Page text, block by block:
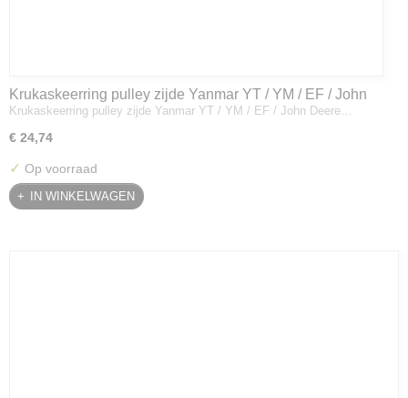
Krukaskeerring pulley zijde Yanmar YT / YM / EF / John
Deere - 119934-01800
Krukaskeerring pulley zijde Yanmar YT / YM / EF / John Deere…
€ 24,74
✓ Op voorraad
IN WINKELWAGEN